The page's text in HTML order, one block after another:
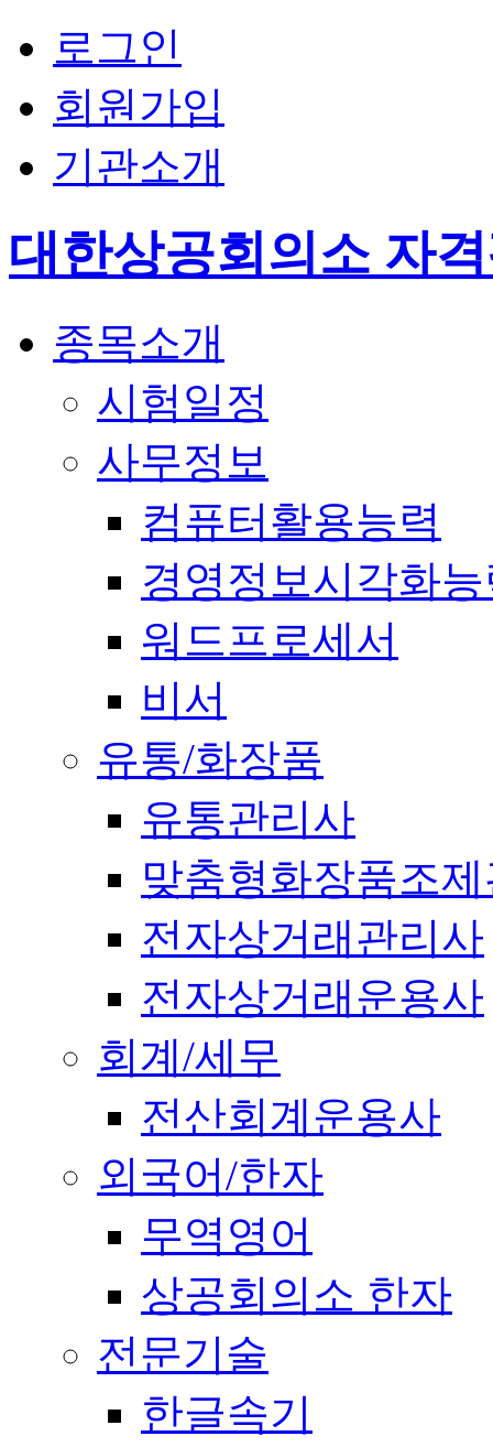
로그인
회원가입
기관소개
대한상공회의소 자
종목소개
시험일정
사무정보
컴퓨터활용능력
경영정보시각화
워드프로세서
비서
유통/화장품
유통관리사
맞춤형화장품조
전자상거래관리사
전자상거래운용사
회계/세무
전산회계운용사
외국어/한자
무역영어
상공회의소 한자
전문기술
한글속기